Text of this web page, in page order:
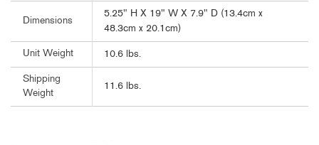
Dimensions
5.25" H X 19" W X 7.9" D (13.4cm x
48.3cm x 20.1cm)
Unit Weight 10.6 lbs.
Shipping
Weight
11.6 lbs.